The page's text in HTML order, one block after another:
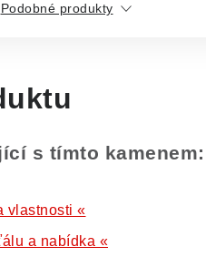
Podobné produkty
s tímto kamenem:
vlastnosti «
a nabídka «